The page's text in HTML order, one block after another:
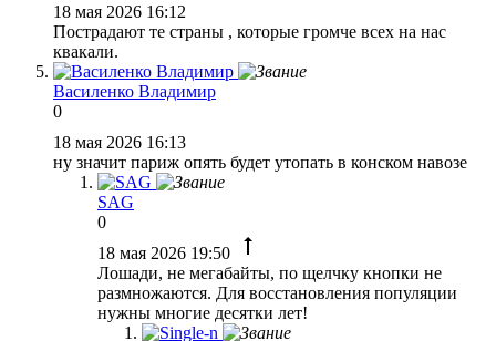
18 мая 2026 16:12
Пострадают те страны , которые громче всех на нас
квакали.
Василенко Владимир
0
18 мая 2026 16:13
ну значит париж опять будет утопать в конском навозе
SAG
0
18 мая 2026 19:50
Лошади, не мегабайты, по щелчку кнопки не
размножаются. Для восстановления популяции
нужны многие десятки лет!